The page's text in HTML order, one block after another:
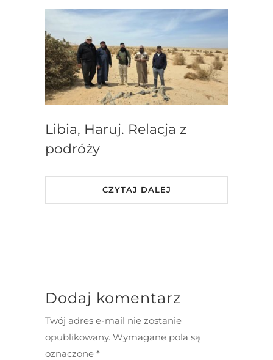
Libia, Haruj. Relacja z
podróży
CZYTAJ DALEJ
Dodaj komentarz
Twój adres e-mail nie zostanie
opublikowany. Wymagane pola są
oznaczone *